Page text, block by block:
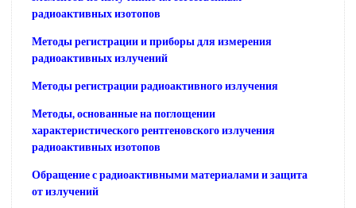
радиоактивных изотопов
Методы регистрации и приборы для измерения
радиоактивных излучений
Методы регистрации радиоактивного излучения
Методы, основанные на поглощении
характеристического рентгеновского излучения
радиоактивных изотопов
Обращение с радиоактивными материалами и защита
от излучений